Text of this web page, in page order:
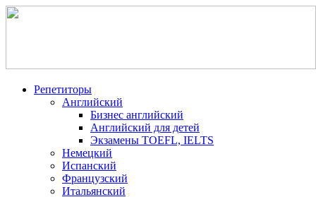
Репетиторы
Английский
Бизнес английский
Английский для детей
Экзамены TOEFL, IELTS
Немецкий
Испанский
Французский
Итальянский